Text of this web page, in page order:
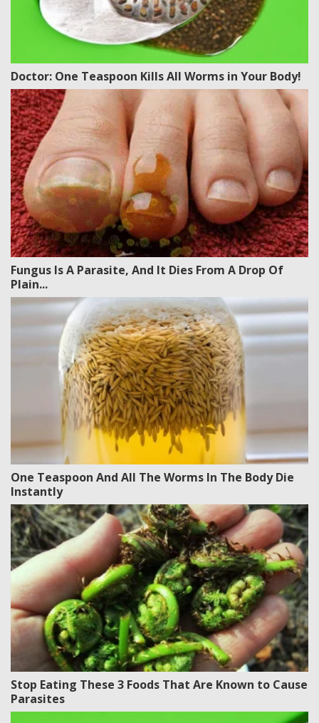
Doctor: One Teaspoon Kills All Worms in Your Body!
Fungus Is A Parasite, And It Dies From A Drop Of
Plain...
One Teaspoon And All The Worms In The Body Die
Instantly
Stop Eating These 3 Foods That Are Known to Cause
Parasites